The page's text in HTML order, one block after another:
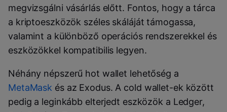
megvizsgálni vásárlás előtt. Fontos, hogy a tárca
a kriptoeszközök széles skáláját támogassa,
valamint a különböző operációs rendszerekkel és
eszközökkel kompatibilis legyen.
Néhány népszerű hot wallet lehetőség a
MetaMask és az Exodus. A cold wallet-ek között
pedig a leginkább elterjedt eszközök a Ledger,